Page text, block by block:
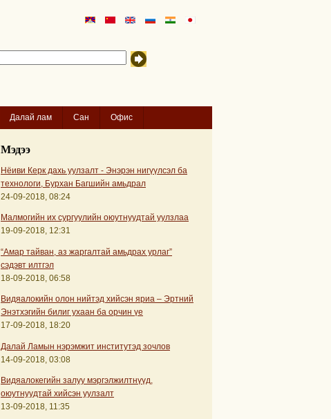
Далай лам Сан Офис
Мэдээ
Нёиви Керк дахь уулзалт - Энэрэн нигүүлсэл ба
технологи, Бурхан Багшийн амьдрал
24-09-2018, 08:24
Малмогийн их сургуулийн оюутнуудтай уулзлаа
19-09-2018, 12:31
“Амар тайван, аз жаргалтай амьдрах урлаг”
сэдэвт илтгэл
18-09-2018, 06:58
Видяалокийн олон нийтэд хийсэн яриа – Эртний
Энэтхэгийн билиг ухаан ба орчин үе
17-09-2018, 18:20
Далай Ламын нэрэмжит институтэд зочлов
14-09-2018, 03:08
Видяалокегийн залуу мэргэлжилтнүүд,
оюутнуудтай хийсэн уулзалт
13-09-2018, 11:35